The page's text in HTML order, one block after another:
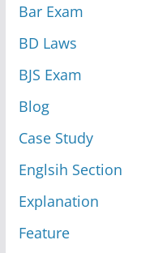
Bar Exam
BD Laws
BJS Exam
Blog
Case Study
Englsih Section
Explanation
Feature